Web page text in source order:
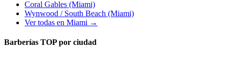
Coral Gables (Miami)
Wynwood / South Beach (Miami)
Ver todas en Miami →
Barberías TOP por ciudad